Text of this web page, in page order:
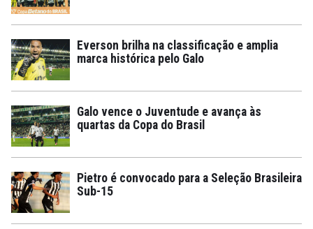
Everson brilha na classificação e amplia
marca histórica pelo Galo
Galo vence o Juventude e avança às
quartas da Copa do Brasil
Pietro é convocado para a Seleção Brasileira
Sub-15